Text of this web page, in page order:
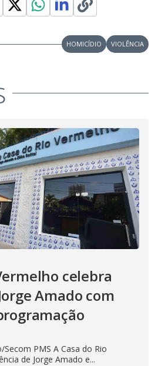
HOMICÍDIO VIOLÊNCIA
celebra
Amado com
PMS A Casa do Rio
de Jorge Amado e...